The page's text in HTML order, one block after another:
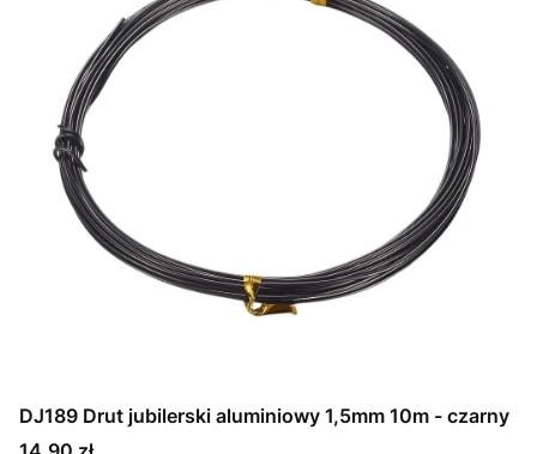
DJ189 Drut jubilerski aluminiowy 1,5mm 10m - czarny
Cena